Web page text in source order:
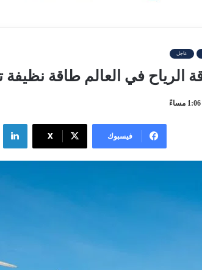
عاجل
الرياح في العالم طاقة نظيفة
فيسبوك X